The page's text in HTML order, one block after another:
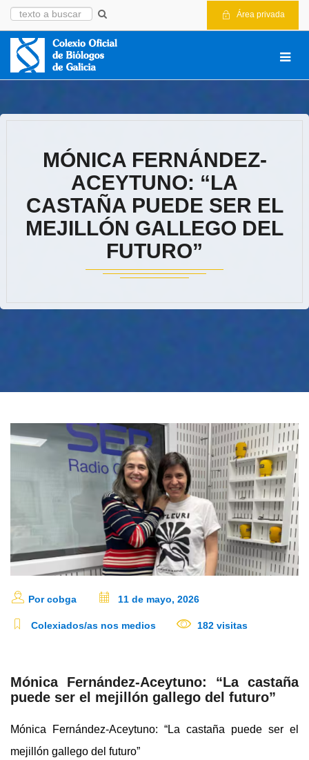
Área privada
MÓNICA FERNÁNDEZ-
ACEYTUNO: “LA
CASTAÑA PUEDE SER EL
MEJILLÓN GALLEGO DEL
FUTURO”
Por cobga 11 de mayo, 2026
Colexiados/as nos medios 182 visitas
Mónica Fernández-Aceytuno: “La castaña
puede ser el mejillón gallego del futuro”
Mónica Fernández-Aceytuno: “La castaña puede ser el
mejillón gallego del futuro”